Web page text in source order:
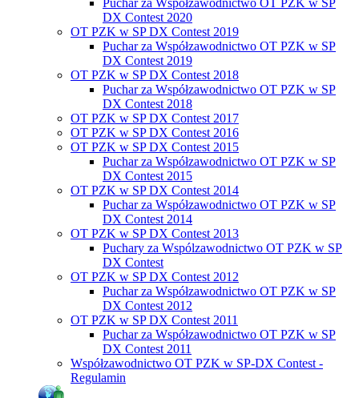
Puchar za Współzawodnictwo OT PZK w SP
DX Contest 2020
OT PZK w SP DX Contest 2019
Puchar za Współzawodnictwo OT PZK w SP
DX Contest 2019
OT PZK w SP DX Contest 2018
Puchar za Współzawodnictwo OT PZK w SP
DX Contest 2018
OT PZK w SP DX Contest 2017
OT PZK w SP DX Contest 2016
OT PZK w SP DX Contest 2015
Puchar za Współzawodnictwo OT PZK w SP
DX Contest 2015
OT PZK w SP DX Contest 2014
Puchar za Współzawodnictwo OT PZK w SP
DX Contest 2014
OT PZK w SP DX Contest 2013
Puchary za Wspólzawodnictwo OT PZK w SP
DX Contest
OT PZK w SP DX Contest 2012
Puchar za Współzawodnictwo OT PZK w SP
DX Contest 2012
OT PZK w SP DX Contest 2011
Puchar za Współzawodnictwo OT PZK w SP
DX Contest 2011
Współzawodnictwo OT PZK w SP-DX Contest -
Regulamin